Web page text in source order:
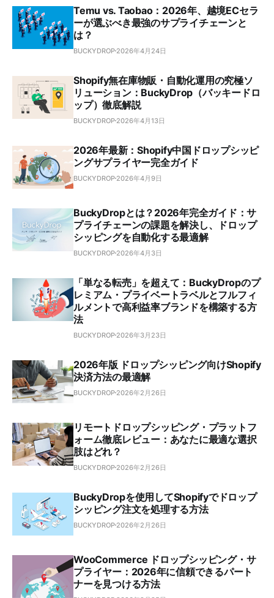
Temu vs. Taobao：2026年、越境ECセラ
ーが選ぶべき最強のサプライチェーンと
は？
BUCKYDROP 2026年4月24日
Shopify無在庫物販・自動化運用の究極ソ
リューション：BuckyDrop（バッキードロ
ップ）徹底解説
BUCKYDROP 2026年4月13日
2026年最新：Shopify中国ドロップシッピ
ングサプライヤー完全ガイド
BUCKYDROP 2026年4月9日
BuckyDropとは？2026年完全ガイド：サ
プライチェーンの課題を解決し、ドロップ
シッピングを自動化する最適解
BUCKYDROP 2026年4月3日
「単なる転売」を超えて：BuckyDropのプ
レミアム・プライベートラベルとフルフィ
ルメントで高利益率ブランドを構築する方
法
BUCKYDROP 2026年3月23日
2026年版 ドロップシッピング向けShopify
決済方法の最適解
BUCKYDROP 2026年2月26日
リモートドロップシッピング・プラットフ
ォーム徹底レビュー：あなたに最適な選択
肢はどれ？
BUCKYDROP 2026年2月26日
BuckyDropを使用してShopifyでドロップ
シッピング注文を処理する方法
BUCKYDROP 2026年2月26日
WooCommerce ドロップシッピング・サ
プライヤー：2026年に信頼できるパート
ナーを見つける方法